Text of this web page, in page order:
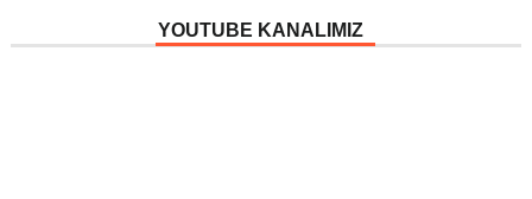
YOUTUBE KANALIMIZ